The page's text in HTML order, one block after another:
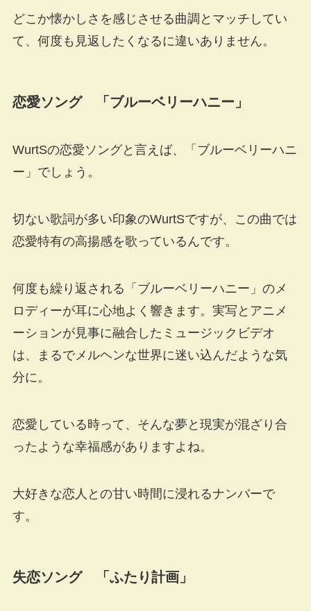
どこか懐かしさを感じさせる曲調とマッチしてい
て、何度も見返したくなるに違いありません。
恋愛ソング 「ブルーベリーハニー」
WurtSの恋愛ソングと言えば、「ブルーベリーハニ
ー」でしょう。
切ない歌詞が多い印象のWurtSですが、この曲では
恋愛特有の高揚感を歌っているんです。
何度も繰り返される「ブルーベリーハニー」のメ
ロディーが耳に心地よく響きます。実写とアニメ
ーションが見事に融合したミュージックビデオ
は、まるでメルヘンな世界に迷い込んだような気
分に。
恋愛している時って、そんな夢と現実が混ざり合
ったような幸福感がありますよね。
大好きな恋人との甘い時間に浸れるナンバーで
す。
失恋ソング 「ふたり計画」